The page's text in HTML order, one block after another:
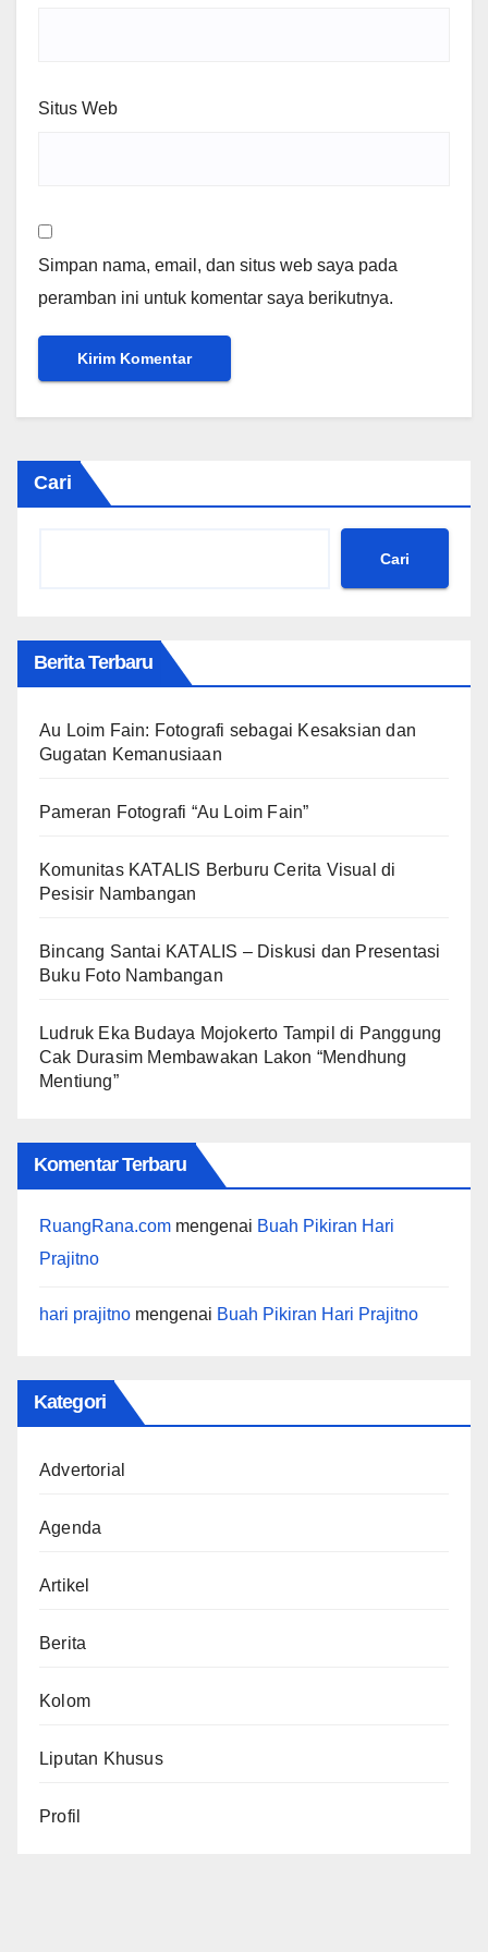
Situs Web
Simpan nama, email, dan situs web saya pada
peramban ini untuk komentar saya berikutnya.
Cari
Cari
Berita Terbaru
Au Loim Fain: Fotografi sebagai Kesaksian dan
Gugatan Kemanusiaan
Pameran Fotografi “Au Loim Fain”
Komunitas KATALIS Berburu Cerita Visual di
Pesisir Nambangan
Bincang Santai KATALIS – Diskusi dan Presentasi
Buku Foto Nambangan
Ludruk Eka Budaya Mojokerto Tampil di Panggung
Cak Durasim Membawakan Lakon “Mendhung
Mentiung”
Komentar Terbaru
RuangRana.com mengenai Buah Pikiran Hari
Prajitno
hari prajitno mengenai Buah Pikiran Hari Prajitno
Kategori
Advertorial
Agenda
Artikel
Berita
Kolom
Liputan Khusus
Profil